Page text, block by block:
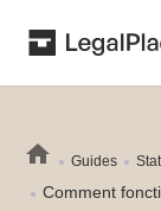
Guides
Comment